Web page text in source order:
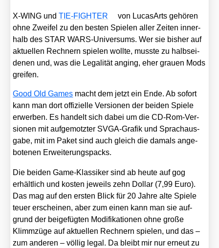
X‑WING undTIE-FIGHTER
von Luca­sA­rts gehö­ren
ohne Zwei­fel zu den bes­ten Spie­len aller Zei­ten inner­
halb des STAR WARS-Uni­ver­sums. Wer sie bis­her auf
aktu­el­len Rech­nern spie­len woll­te, muss­te zu halb­sei­
de­nen und, was die Lega­li­tät anging, eher grau­en Mods
grei­fen.
Good Old Games macht dem jetzt ein Ende. Ab sofort
kann man dort offi­zi­el­le Ver­sio­nen der bei­den Spie­le
erwer­ben. Es han­delt sich dabei um die CD-Rom-Ver­
sio­nen mit auf­ge­motz­ter SVGA-Gra­fik und Sprach­aus­
ga­be, mit im Paket sind auch gleich die damals ange­
bo­te­nen Erwei­te­rungs­packs.
Die bei­den Game-Klas­si­ker sind ab heu­te auf gog
erhält­lich und kos­ten jeweils zehn Dol­lar (7,99 Euro).
Das mag auf den ers­ten Blick für 20 Jah­re alte Spie­le
teu­er erschei­nen, aber zum einen kann man sie auf­
grund der bei­gefüg­ten Modi­fi­ka­tio­nen ohne gro­ße
Klimm­zü­ge auf aktu­el­len Rech­nern spie­len, und das –
zum ande­ren – völ­lig legal. Da bleibt mir nur erneut zu